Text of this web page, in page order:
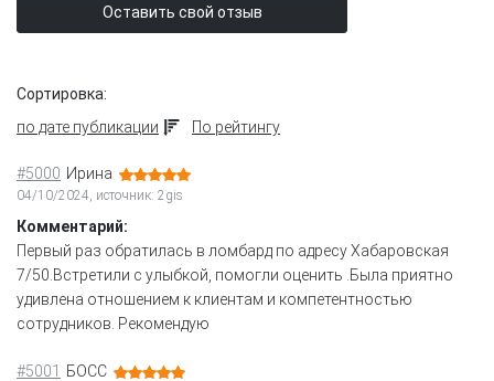
Оставить свой отзыв
Сортировка:
по дате публикации
По рейтингу
#5000 Ирина
04/10/2024, источник: 2gis
Комментарий:
Первый раз обратилась в ломбард по адресу Хабаровская
7/50.Встретили с улыбкой, помогли оценить .Была приятно
удивлена отношением к клиентам и компетентностью
сотрудников. Рекомендую
#5001 БОСС